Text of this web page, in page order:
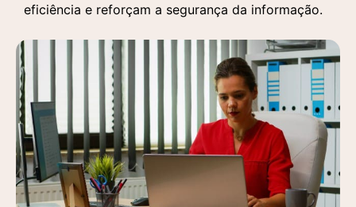
eficiência e reforçam a segurança da informação.